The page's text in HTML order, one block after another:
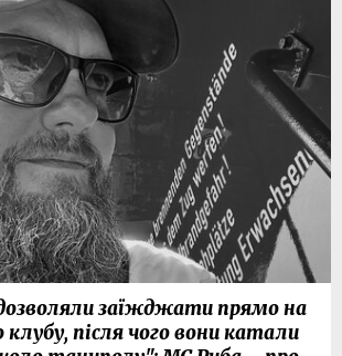
заїжджати прямо на
після чого вони катали